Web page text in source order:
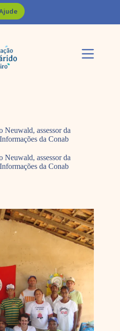
Neuwald, assessor da
da Conab
Neuwald, assessor da
da Conab